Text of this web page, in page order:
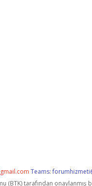
Teams:
(BTK) tarafından